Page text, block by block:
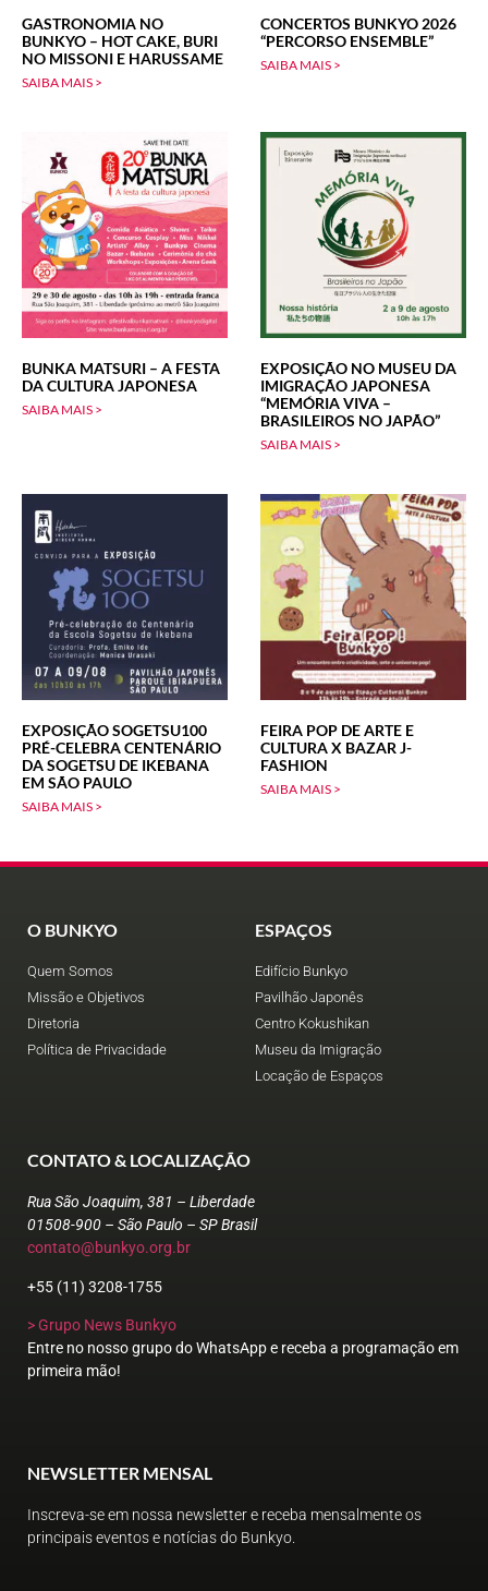
GASTRONOMIA NO
BUNKYO – HOT CAKE, BURI
NO MISSONI E HARUSSAME
SAIBA MAIS >
CONCERTOS BUNKYO 2026
“PERCORSO ENSEMBLE”
SAIBA MAIS >
BUNKA MATSURI – A FESTA
DA CULTURA JAPONESA
SAIBA MAIS >
EXPOSIÇÃO NO MUSEU DA
IMIGRAÇÃO JAPONESA
“MEMÓRIA VIVA –
BRASILEIROS NO JAPÃO”
SAIBA MAIS >
EXPOSIÇÃO SOGETSU100
PRÉ-CELEBRA CENTENÁRIO
DA SOGETSU DE IKEBANA
EM SÃO PAULO
SAIBA MAIS >
FEIRA POP DE ARTE E
CULTURA X BAZAR J-
FASHION
SAIBA MAIS >
O BUNKYO
Quem Somos
Missão e Objetivos
Diretoria
Política de Privacidade
ESPAÇOS
Edifício Bunkyo
Pavilhão Japonês
Centro Kokushikan
Museu da Imigração
Locação de Espaços
CONTATO & LOCALIZAÇÃO
Rua São Joaquim, 381 – Liberdade
01508-900 – São Paulo – SP Brasil
contato@bunkyo.org.br
+55 (11) 3208-1755
> Grupo News Bunkyo
Entre no nosso grupo do WhatsApp e receba a programação em
primeira mão!
NEWSLETTER MENSAL
Inscreva-se em nossa newsletter e receba mensalmente os
principais eventos e notícias do Bunkyo.